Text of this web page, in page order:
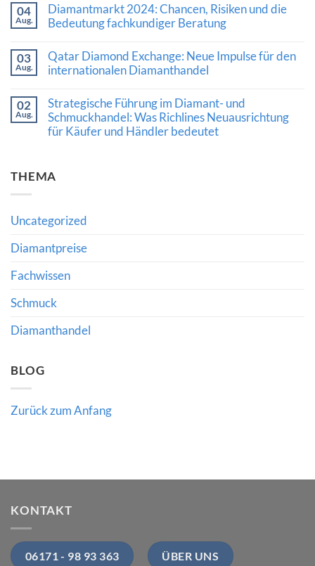
Nachfrage
nach
Diamanten
Schmuck
bedeutet
zu
Kaschmir-
Saphir
Rekordpreis:
Was
Auktionsergebnisse
Wert
hochwertiger
Edelsteine
verraten
04
Aug.
Diamantmarkt 2024: Chancen, Risiken und die
Bedeutung fachkundiger Beratung
zu
Diamantmarkt
2024:
Risiken
und
die
Bedeutung
fachkundiger
03
Aug.
Qatar Diamond Exchange: Neue Impulse für den
internationalen Diamanthandel
zu
Qatar
Diamond
Exchange:
den
internationalen
02
Aug.
Strategische Führung im Diamant- und
Schmuckhandel: Was Richlines Neuausrichtung
für Käufer und Händler bedeutet
Strategische
Schmuckhandel:
Richlines
Neuausrichtung
Käufer
bedeutet
THEMA
Uncategorized
Diamantpreise
Fachwissen
Schmuck
Diamanthandel
BLOG
Zurück zum Anfang
KONTAKT
06171 - 98 93 363 ÜBER UNS